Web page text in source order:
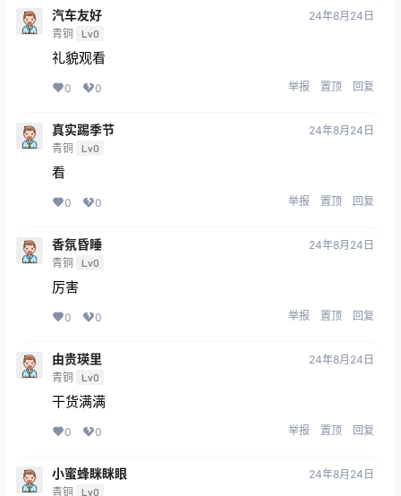
汽车友好
青铜 Lv0
24年8月24日
礼貌观看
0 0 举报 置顶 回复
真实踢季节
青铜 Lv0
24年8月24日
看
0 0 举报 置顶 回复
香氛昏睡
青铜 Lv0
24年8月24日
厉害
0 0 举报 置顶 回复
由贵瑛里
青铜 Lv0
24年8月24日
干货满满
0 0 举报 置顶 回复
小蜜蜂眯眯眼
青铜 Lv0
24年8月24日